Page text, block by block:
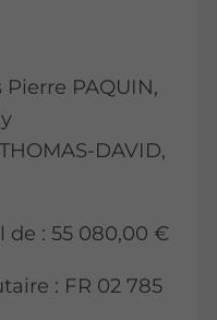
PAQUIN,
DAVID,
de : 55 080,00 €
: FR 02 785